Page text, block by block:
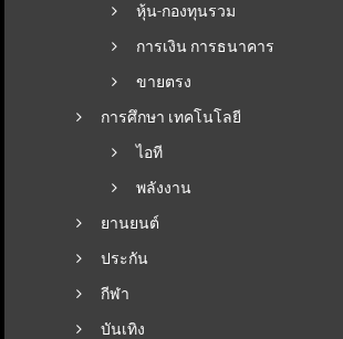
หุ้น-กองทุนรวม
การเงิน การธนาคาร
ขายตรง
การศึกษา เทคโนโลยี
ไอที
พลังงาน
ยานยนต์
ประกัน
กีฬา
บันเทิง